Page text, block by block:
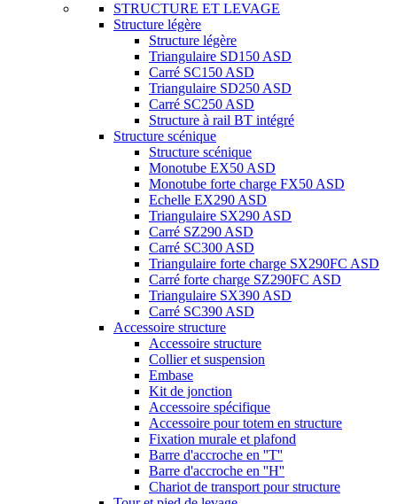
STRUCTURE ET LEVAGE
Structure légère
Structure légère
Triangulaire SD150 ASD
Carré SC150 ASD
Triangulaire SD250 ASD
Carré SC250 ASD
Structure à rail BT intégré
Structure scénique
Structure scénique
Monotube EX50 ASD
Monotube forte charge FX50 ASD
Echelle EX290 ASD
Triangulaire SX290 ASD
Carré SZ290 ASD
Carré SC300 ASD
Triangulaire forte charge SX290FC ASD
Carré forte charge SZ290FC ASD
Triangulaire SX390 ASD
Carré SC390 ASD
Accessoire structure
Accessoire structure
Collier et suspension
Embase
Kit de jonction
Accessoire spécifique
Accessoire pour totem en structure
Fixation murale et plafond
Barre d'accroche en ''T''
Barre d'accroche en ''H''
Chariot de transport pour structure